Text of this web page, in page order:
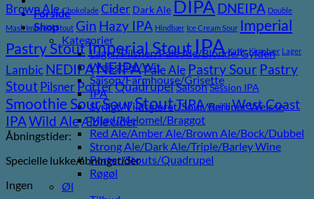
Forside
Shop
Kategorier
Lager/Pilsner/Pale Ale/Blonde/Gylden
Weissbier/Wit
Saison/Farmhouse/Grisette
IPA
Syrligt/Vildtgæret/Sour/Berliner Weisse
Mjød/Melomel/Braggot
Red Ale/Amber Ale/Brown Ale/Bock/Dubbel
Strong Ale/Dark Ale/Triple/Barley Wine
Porter/Stouts/Quadrupel
Røgøl
Øl
Brown Ale Chokolade Cider Dark Ale DIPA DNEIPA Double
Mash Imperial Stout Gin Hazy IPA Hindbær Ice Cream Sour Imperial
Pastry StoutImperial StoutIPA Kaffe Kirsebær Lager
LambicNEDIPANEIPAPale Ale Pastry Sour Pastry
StoutPilsnerPorterQuadrupelSaisonSession IPA
Smoothie SourSourStoutTIPA Vanilje West Coast
IPAWild AleÆble cider
Åbningstider:
Specielle lukke/åbningstider
Ingen